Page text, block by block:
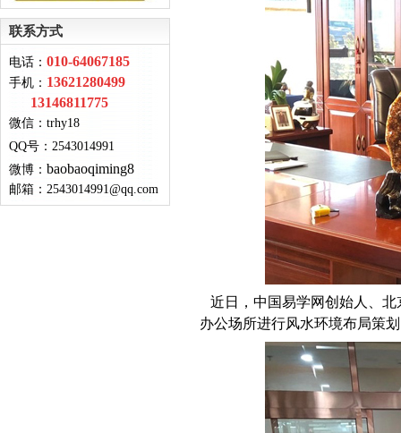
联系方式
电话： 010-64067185
手机： 13621280499
13146811775
微信： trhy18
QQ号 ： 2543014991
微博： baobaoqiming8
邮箱： 2543014991@qq.com
近日，中国易学网创始人、
办公场所进行风水环境布局策